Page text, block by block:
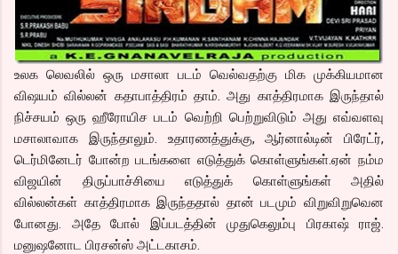
உலக லெவலில் ஒரு மசாலா படம் வெல்வதற்கு மிக முக்கியமான
விஷயம் வில்லன் கதாபாத்திரம் தாம். அது காத்திரமாக இருந்தால்
நிச்சயம் ஒரு ஹீரோயிச படம் வெற்றி பெற்றுவிடும் அது எவ்வளவு
மசாலாவாக இருந்தாலும். உதாரணத்துக்கு, ஆர்னால்டின் பிரேட்ர்,
டெர்மினேடர் போன்ற படங்களை எடுத்துக் கொள்ளுங்கள்.ஏன் நம்ம
விஜயின் திருப்பாச்சியை எடுத்துக் கொள்ளுங்கள் அதில்
வில்லன்கள் காத்திரமாக இருந்ததால் தான் படமும் விறுவிறுவென
போனது. அதே போல் இப்படத்தின் முதுகெலும்பு பிரகாஷ் ராஜ்.
மனுஷனோட பிரசன்ஸ் அட்டகாசம்.